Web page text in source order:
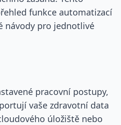
funkce automatizací
návody pro jednotlivé
pracovní postupy,
vaše zdravotní data
úložiště nebo